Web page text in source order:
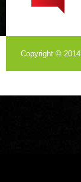
Copyright © 2014